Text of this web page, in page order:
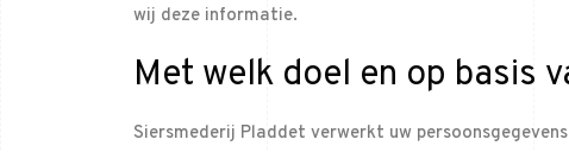
wij deze informatie.
Met welk doel en op basis
Siersmederij Pladdet verwerkt uw